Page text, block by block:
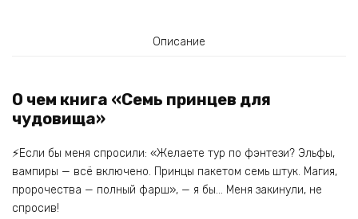
Описание
О чем книга «Семь принцев для
чудовища»
⚡Если бы меня спросили: «Желаете тур по фэнтези? Эльфы,
вампиры — всё включено. Принцы пакетом семь штук. Магия,
пророчества — полный фарш», — я бы… Меня закинули, не
спросив!